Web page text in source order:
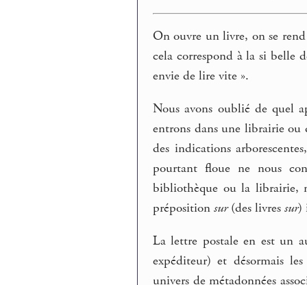
On ouvre un livre, on se
cela correspond à la si belle
envie de lire vite ».
Nous avons oublié de quel
entrons dans une librairie ou
des indications
pourtant floue ne nous
bibliothèque ou la librairie,
prépositionsur(des livressur)
La lettre postale en est un
expéditeur) et désormais
univers de métadonnées